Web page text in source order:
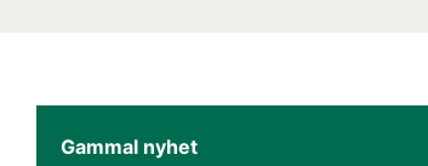
Gammal nyhet